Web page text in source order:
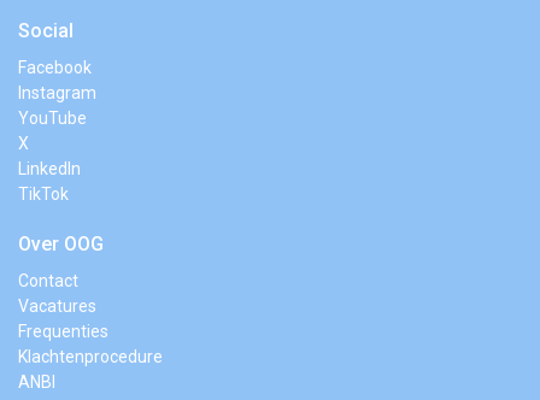
Social
Facebook
Instagram
YouTube
X
LinkedIn
TikTok
Over OOG
Contact
Vacatures
Frequenties
Klachtenprocedure
ANBI